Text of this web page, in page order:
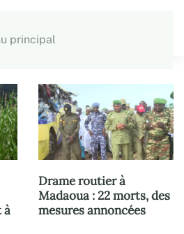
principal
à
Drame routier à
Madaoua : 22 morts, des
mesures annoncées